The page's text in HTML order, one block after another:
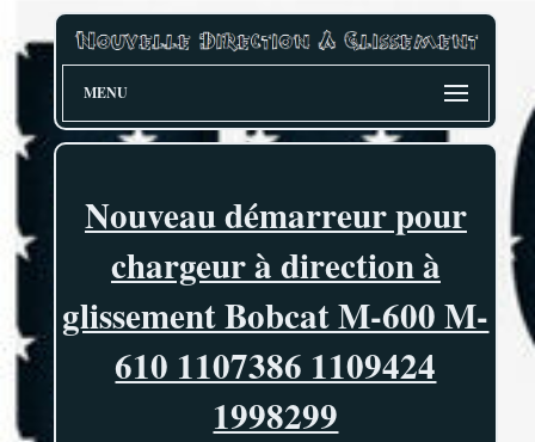
MENU
Nouveau démarreur pour
chargeur à direction à
glissement Bobcat M-600 M-
610 1107386 1109424
1998299